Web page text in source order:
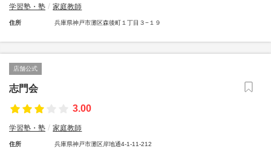
学習塾・塾 家庭教師
住所 兵庫県神戸市灘区森後町１丁目３−１９
店舗公式
志門会
3.00
学習塾・塾 家庭教師
住所 兵庫県神戸市灘区岸地通4-1-11-212